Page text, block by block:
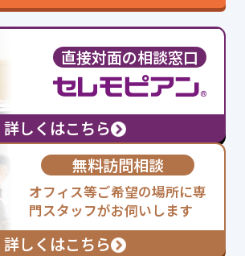
直接対面の相談窓口
詳しくはこちら
無料訪問相談
オフィス等ご希望の場所に専
門スタッフがお伺いします
詳しくはこちら